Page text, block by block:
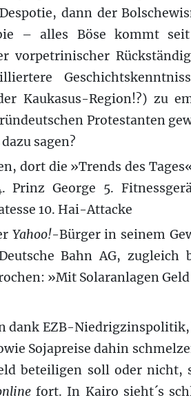
dann der
– alles Böse kommt seit
vorpetrinischer
Kaukasus-Region!?) zu
Protestanten
sagen?
dort die »Trends des
Prinz George 5.
10. Hai-Attacke
Yahoo!-Bürger in seinem
Bahn AG, zugleich
»Mit Solaranlagen
dank EZB-Niedrigzinspolitik,
Sojapreise dahin
beteiligen soll oder nicht,
fort. In Kairo sieht´s